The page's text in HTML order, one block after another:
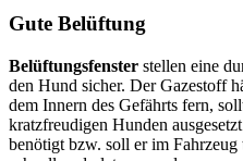
Gute Belüftung
Belüftungsfenster stellen eine
den Hund sicher. Der Gazestoff
dem Innern des Gefährts fern,
kratzfreudigen Hunden
benötigt bzw. soll er im Fahrzeug